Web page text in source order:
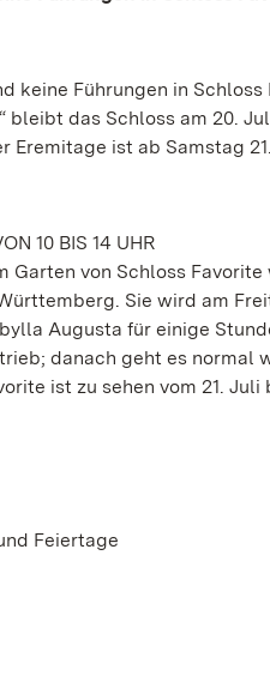
keine Führungen in
bleibt das Schloss am 20.
Eremitage ist ab Samstag
10 BIS 14 UHR
Garten von Schloss
Sie wird am
Augusta für einige
danach geht es normal
ist zu sehen vom 21. Juli
Feiertage